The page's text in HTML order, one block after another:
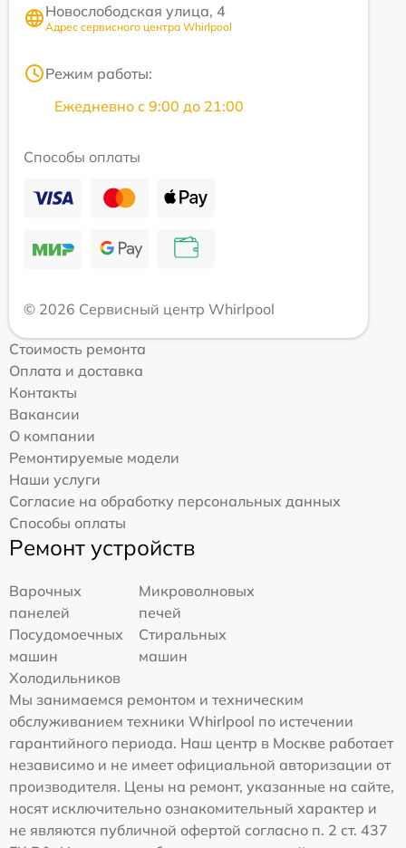
Новослободская улица, 4
Адрес сервисного центра Whirlpool
Режим работы:
Ежедневно с 9:00 до 21:00
Способы оплаты
© 2026 Сервисный центр Whirlpool
Стоимость ремонта
Оплата и доставка
Контакты
Вакансии
О компании
Ремонтируемые модели
Наши услуги
Согласие на обработку персональных данных
Способы оплаты
Ремонт устройств
Варочных
панелей
Микроволновых
печей
Посудомоечных
машин
Стиральных
машин
Холодильников
Мы занимаемся ремонтом и техническим
обслуживанием техники Whirlpool по истечении
гарантийного периода. Наш центр в Москве работает
независимо и не имеет официальной авторизации от
производителя. Цены на ремонт, указанные на сайте,
носят исключительно ознакомительный характер и
не являются публичной офертой согласно п. 2 ст. 437